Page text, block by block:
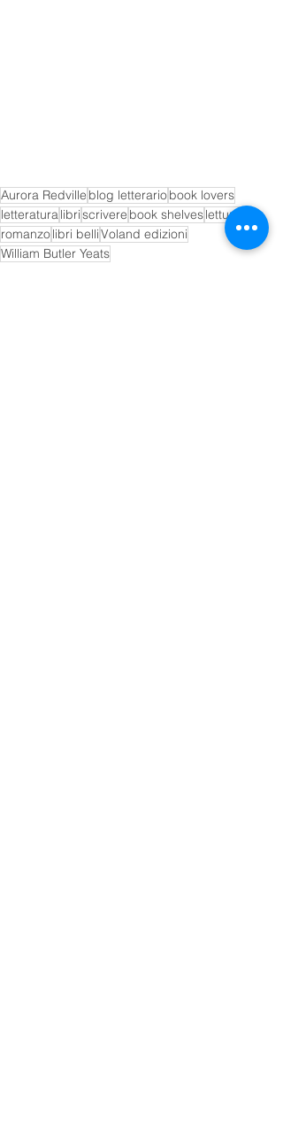
Aurora Redville blog letterariobook lovers
letteraturalibriscrivere book shelvesletture
romanzolibri belliVoland edizioni
William Butler Yeats